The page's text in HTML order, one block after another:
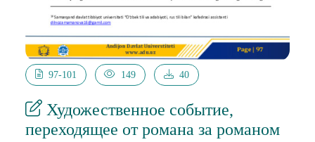
97-101 149 40
Художественное событие,
переходящее от романа за романом